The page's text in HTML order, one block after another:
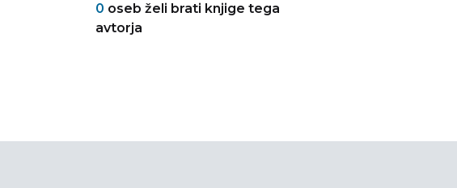
0 oseb želi brati knjige tega
avtorja